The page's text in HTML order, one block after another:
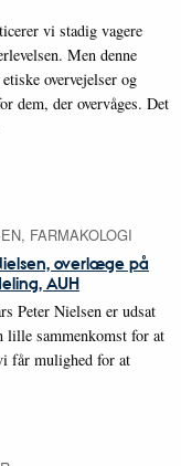
vi stadig vagere
Men denne
overvejelser og
dem, der overvåges. Det
FARMAKOLOGI
overlæge på
AUH
Peter Nielsen er udsat
lille sammenkomst for at
får mulighed for at